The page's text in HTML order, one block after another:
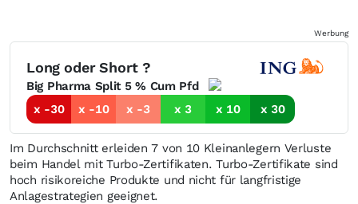
Werbung
Long oder Short ?
Big Pharma Split 5 % Cum Pfd
x -30
x -10 x -3 x 3 x 10 x 30
Im Durchschnitt erleiden 7 von 10 Kleinanlegern Verluste
beim Handel mit Turbo-Zertifikaten. Turbo-Zertifikate sind
hoch risikoreiche Produkte und nicht für langfristige
Anlagestrategien geeignet.